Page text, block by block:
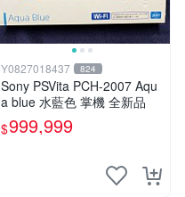
Y0827018437 824
Sony PSVita PCH-2007 Aqu
a blue 水藍色 掌機 全新品
$999,999